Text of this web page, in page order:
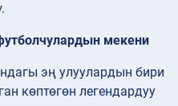
мекени
эң улуулардын бири
көптөгөн легендардуу